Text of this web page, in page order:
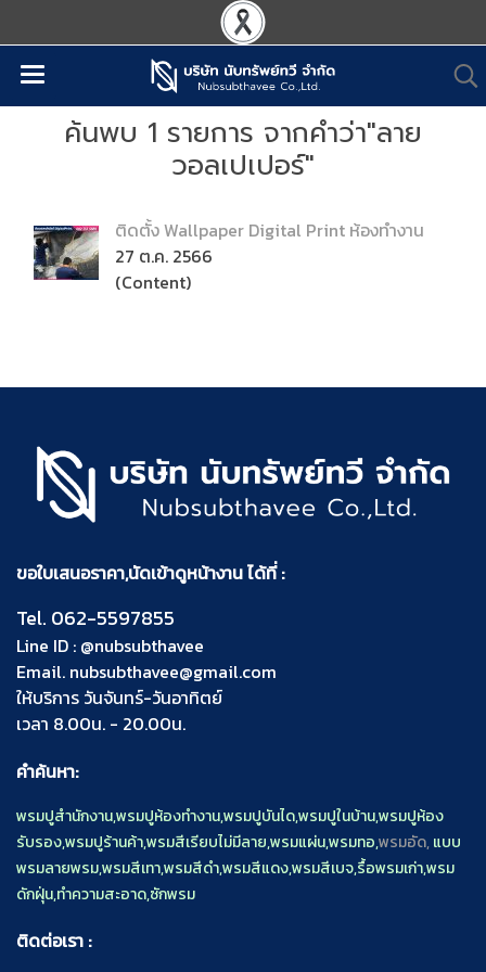
ค้นพบ 1 รายการ จากคำว่า"ลาย
วอลเปเปอร์"
ติดตั้ง Wallpaper Digital Print ห้องทำงาน
27 ต.ค. 2566
(Content)
ขอใบเสนอราคา,นัดเข้าดูหน้างาน ได้ที่ :
Tel. 062-5597855
Line ID : @nubsubthavee
Email. nubsubthavee@gmail.com
ให้บริการ วันจันทร์-วันอาทิตย์
เวลา 8.00น. - 20.00น.
คำค้นหา:
พรมปูสำนักงาน,พรมปูห้องทำงาน,พรมปูบันได,พรมปูในบ้าน,พรมปูห้อง
รับรอง,พรมปูร้านค้า,พรมสีเรียบไม่มีลาย,พรมแผ่น,พรมทอ,พรมอัด,แบบ
พรมลายพรม,พรมสีเทา,พรมสีดำ,พรมสีแดง,พรมสีเบจ,รื้อพรมเก่า,พรม
ดักฝุ่น,ทำความสะอาด,ซักพรม
ติดต่อเรา :